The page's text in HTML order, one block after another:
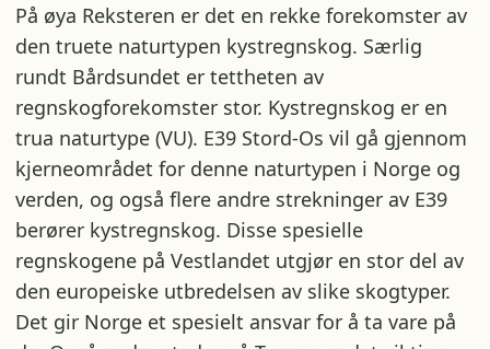
På øya Reksteren er det en rekke forekomster av
den truete naturtypen kystregnskog. Særlig
rundt Bårdsundet er tettheten av
regnskogforekomster stor. Kystregnskog er en
trua naturtype (VU). E39 Stord-Os vil gå gjennom
kjerneområdet for denne naturtypen i Norge og
verden, og også flere andre strekninger av E39
berører kystregnskog. Disse spesielle
regnskogene på Vestlandet utgjør en stor del av
den europeiske utbredelsen av slike skogtyper.
Det gir Norge et spesielt ansvar for å ta vare på